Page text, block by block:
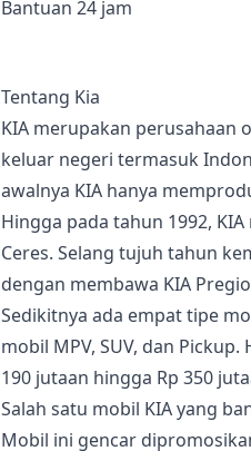
Bantuan 24 jam
Tentang Kia
KIA merupakan perusahaan
keluar negeri termasuk
awalnya KIA hanya
Hingga pada tahun 1992,
Ceres. Selang tujuh tahun
dengan membawa KIA
Sedikitnya ada empat tipe
mobil MPV, SUV, dan
190 jutaan hingga Rp 350
Salah satu mobil KIA yang
Mobil ini gencar